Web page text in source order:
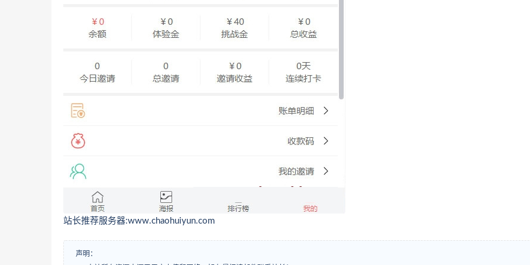
站长推荐服务器:www.chaohuiyun.com
声明：